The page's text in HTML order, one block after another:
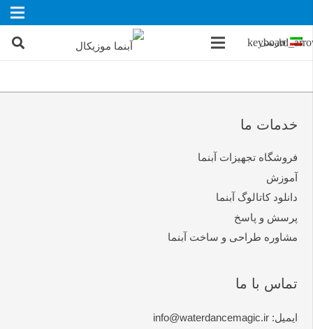
فارسی
خدمات ما
فروشگاه تجهیزات آبنما
آموزش
دانلود کاتالوگ آبنما
پرسش و پاسخ
مشاوره طراحی و ساخت آبنما
تماس با ما
ایمیل: info@waterdancemagic.ir